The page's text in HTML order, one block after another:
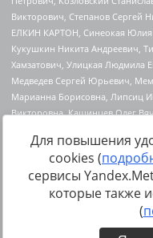
Источник:https://
inostrannyih-agentov-22-
Для повышения
cookies (
сервисы
которые также
(